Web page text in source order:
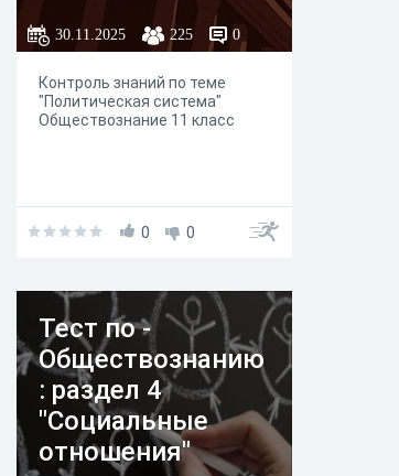
государственной
власти в
Российской
Федерации.
30.11.2025 225 0
Контроль знаний по теме
"Политическая система"
Обществознание 11 класс
0 0
Тест по -
Обществознанию
: раздел 4
"Социальные
отношения"